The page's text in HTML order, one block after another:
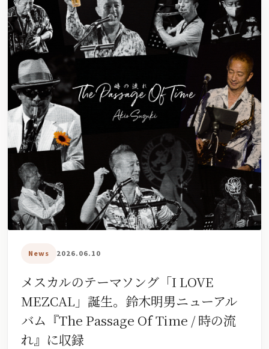
News 2026.06.10
メスカルのテーマソング「I LOVE
MEZCAL」誕生。鈴木明男ニューアル
バム『The Passage Of Time / 時の流
れ』に収録